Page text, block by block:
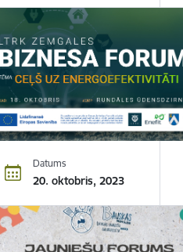
Datums
20. oktobris, 2023